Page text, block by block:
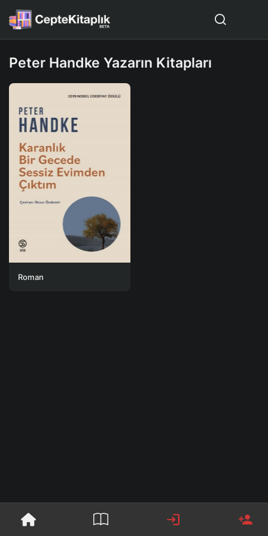
Peter Handke Yazarın Kitapları
Roman